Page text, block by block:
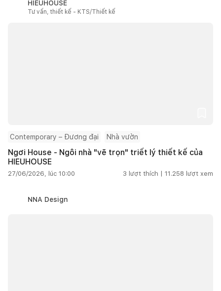
HIEUHOUSE
Tư vấn, thiết kế - KTS/Thiết kế
Contemporary – Đương đại Nhà vườn
Ngơi House - Ngôi nhà "vẽ trọn" triết lý thiết kế của
HIEUHOUSE
27/06/2026, lúc 10:00 3 lượt thích | 11.258 lượt xem
NNA Design